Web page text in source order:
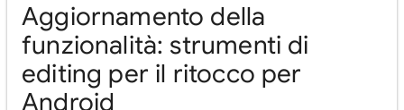
Aggiornamento della
funzionalità: strumenti di
editing per il ritocco per
Android